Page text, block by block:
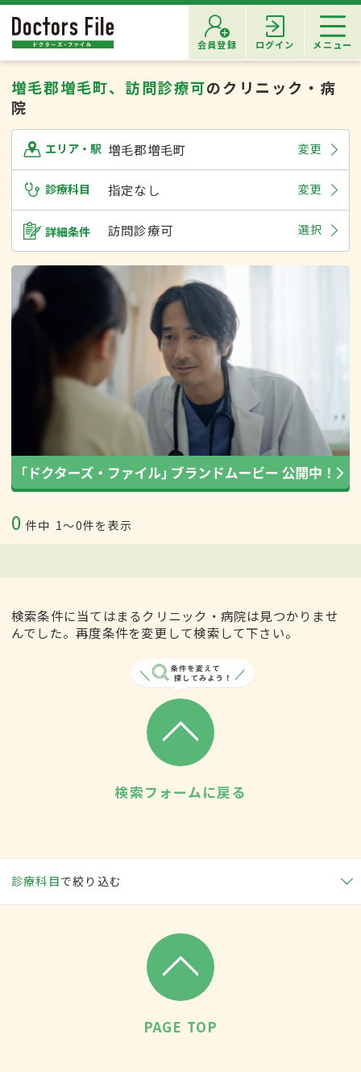
会員登録 ログイン メニュー
増毛郡増毛町、訪問診療可のクリニック・病
院
エリア・駅 増毛郡増毛町 変更
診療科目 指定なし 変更
詳細条件 訪問診療可 選択
0 件中 1〜0件を表示
検索条件に当てはまるクリニック・病院は見つかりませ
んでした。再度条件を変更して検索して下さい。
検索フォームに戻る
診療科目で絞り込む
PAGE TOP